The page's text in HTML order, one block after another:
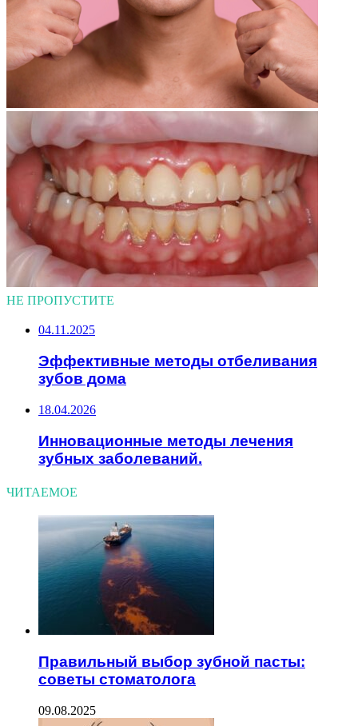
НЕ ПРОПУСТИТЕ
04.11.2025
Эффективные методы отбеливания
зубов дома
18.04.2026
Инновационные методы лечения
зубных заболеваний.
ЧИТАЕМОЕ
Правильный выбор зубной пасты:
советы стоматолога
09.08.2025